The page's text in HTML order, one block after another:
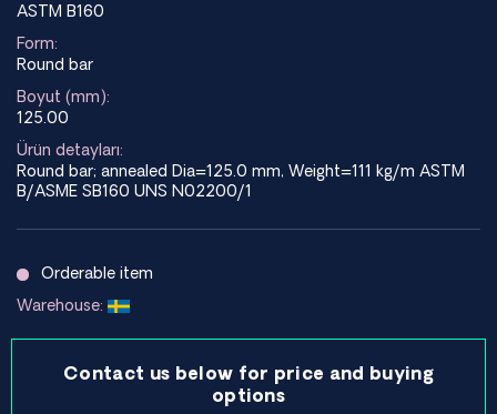
ASTM B160
Form:
Round bar
Boyut (mm):
125.00
Ürün detayları:
Round bar; annealed Dia=125.0 mm, Weight=111 kg/m ASTM
B/ASME SB160 UNS N02200/1
Orderable item
Warehouse:
Contact us below for price and buying
options